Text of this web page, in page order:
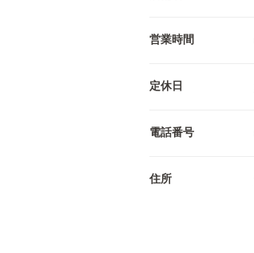
営業時間
定休日
電話番号
住所